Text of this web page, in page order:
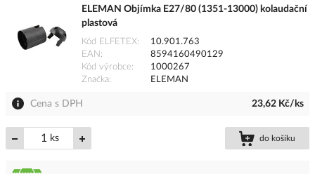
ELEMAN Objímka E27/80 (1351-13000) kolaudační
plastová
Kód ELFETEX
10.901.763
EAN
8594160490129
Kód výrobce
1000267
Značka
ELEMAN
Cena s DPH 23,62 Kč/ks
ks do košíku